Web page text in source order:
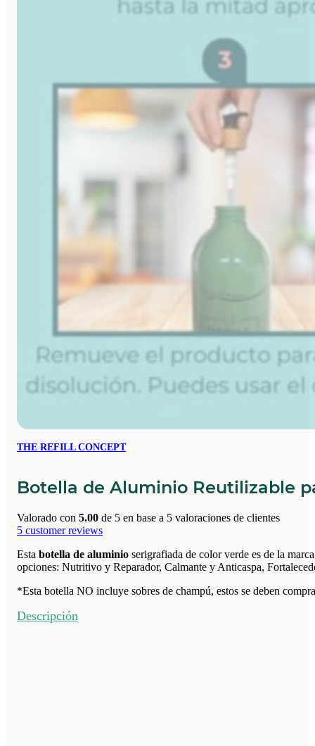
THE REFILL CONCEPT
Botella de Aluminio Reutilizable
Valorado con 5.00 de 5 en base a 5 valoraciones de clientes
5 customer reviews
Esta botella de aluminio serigrafiada de color verde es de la
opciones: Nutritivo y Reparador, Calmante y Anticaspa,
*Esta botella NO incluye sobres de champú, estos se deben
Descripción